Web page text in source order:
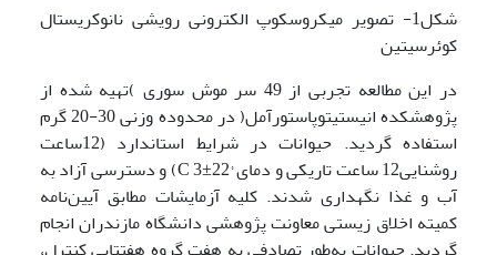
شکل1- تصویر میکروسکوپ الکترونی رویشی نانوکریستال
کوئرسیتین
در این مطالعه تجربی از 49 سر موش سوری )تهیه ‌شده از
پژوهشکده انیستیتوپاستورآمل( در محدوده وزنی 30-20 گرم
استفاده گردید. حیوانات در شرایط استاندارد (12ساعت
روشنایی12 ساعت تاریکی و دمای °C 3±22) و دسترسی آزاد به
آب و غذا نگهداری شدند. کلیه آزمایشات مطابق آیین‌نامه
کمیته اخلاق زیستی معاونت پژوهشی دانشگاه مازندران انجام